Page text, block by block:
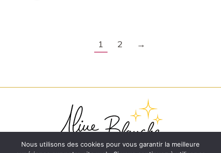
1 2 →
Nous utilisons des cookies pour vous garantir la meilleure